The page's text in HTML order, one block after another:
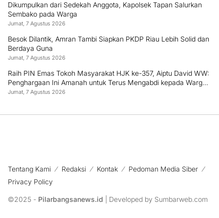
Dikumpulkan dari Sedekah Anggota, Kapolsek Tapan Salurkan
Sembako pada Warga
Jumat, 7 Agustus 2026
Besok Dilantik, Amran Tambi Siapkan PKDP Riau Lebih Solid dan
Berdaya Guna
Jumat, 7 Agustus 2026
Raih PIN Emas Tokoh Masyarakat HJK ke-357, Aiptu David WW:
Penghargaan Ini Amanah untuk Terus Mengabdi kepada Warga
Padang
Jumat, 7 Agustus 2026
Tentang Kami Redaksi Kontak
Pedoman Media Siber
Privacy Policy
©2025 - Pilarbangsanews.id | Developed by Sumbarweb.com